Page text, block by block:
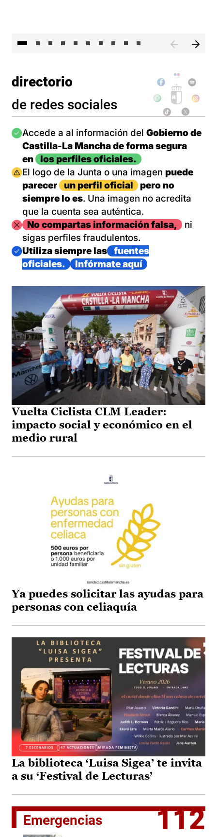
directorio
de redes sociales
Imagen
Accede a al información del Gobierno de
Castilla-La Mancha de forma segura
en
los perfiles oficiales.
Imagen
El logo de la Junta o una imagen puede
parecer
un perfil oficial
pero no
siempre lo es. Una imagen no acredita
que la cuenta sea auténtica.
ImagenNo compartas información falsa,
ni
sigas perfiles fraudulentos.
Imagen
Utiliza siempre las
fuentes
oficiales.
Infórmate aquí
Vuelta Ciclista CLM Leader:
impacto social y económico en el
medio rural
Ya puedes solicitar las ayudas para
personas con celiaquía
La biblioteca ‘Luisa Sigea’ te invita
a su ‘Festival de Lecturas’
Emergencias 112